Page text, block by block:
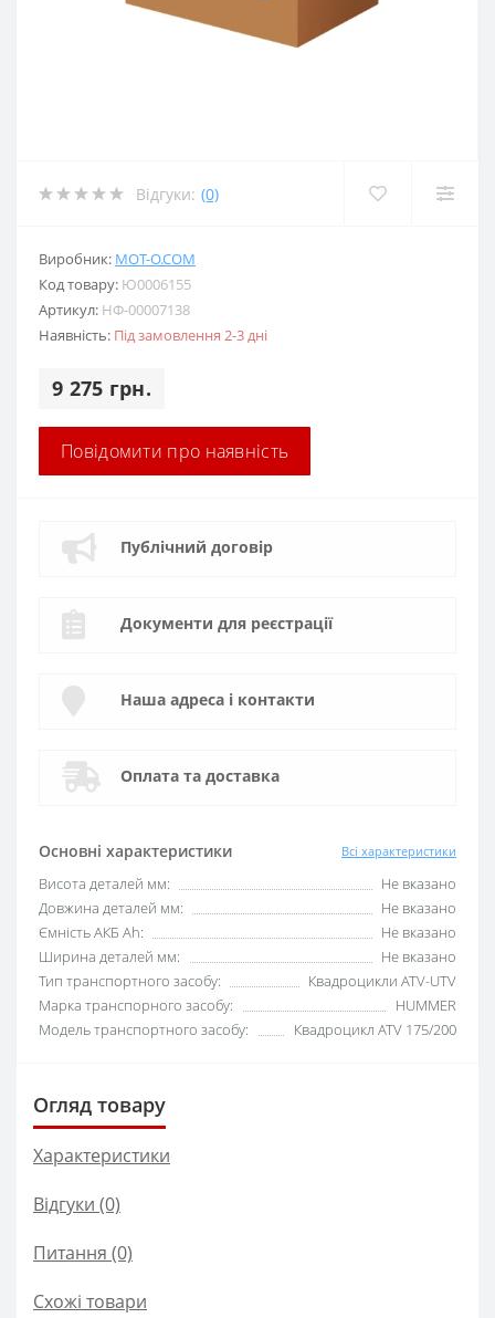
Відгуки: (0)
Виробник: MOT-O.COM
Код товару: Ю0006155
Артикул: НФ-00007138
Наявність: Під замовлення 2-3 дні
9 275 грн.
Повідомити про наявність
Основні характеристики Всі характеристики
Висота деталей мм:
Не вказано
Довжина деталей мм:
Не вказано
Ємність АКБ Аh:
Не вказано
Ширина деталей мм:
Не вказано
Тип транспортного засобу:
Квадроцикли ATV-UTV
Марка транспорного засобу:
HUMMER
Модель транспортного засобу:
Квадроцикл ATV 175/200
Публічний договір
Документи для реєстрації
Наша адреса і контакти
Оплата та доставка
Огляд товару
Характеристики
Відгуки (0)
Питання (0)
Схожі товари